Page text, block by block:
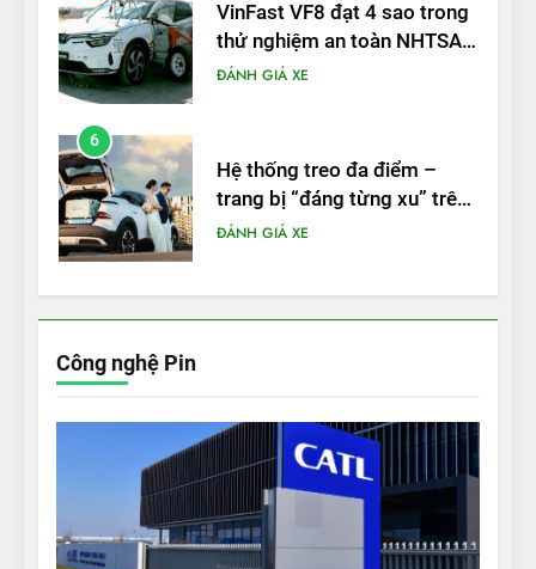
VinFast VF8 đạt 4 sao trong
thử nghiệm an toàn NHTSA
tại Mỹ
ĐÁNH GIÁ XE
6
Hệ thống treo đa điểm –
trang bị “đáng từng xu” trên
VinFast VF 6
ĐÁNH GIÁ XE
7
Lái thử VF6: Khách hàng
Bài kiểm tra của Mỹ về đối
thủ Tesla Model 3 của BYD:
‘Nó sang trọng hơn nhiều’
ĐÁNH GIÁ XE
Công nghệ Pin